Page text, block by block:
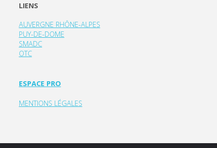
LIENS
AUVERGNE RHÔNE-ALPES
PUY-DE-DOME
SMADC
OTC
ESPACE PRO
MENTIONS LÉGALES